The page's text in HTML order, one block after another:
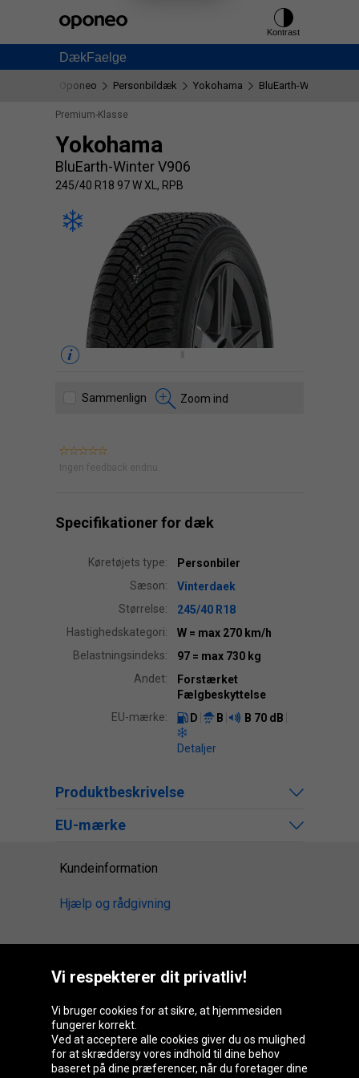
DækFaelge
Kontrast
Oponeo Personbildæk Yokohama BluEarth-Winter V906
Premium-Klasse
Yokohama
BluEarth-Winter V906
245/40 R18 97 W XL, RPB
Sammenlign Zoom ind
Ingen feedback endnu.
Specifikationer for dæk
Køretøjets type:
Personbiler
Sæson:
Vinterdaek
Størrelse:
245/40 R18
Hastighedskategori:
W = max 270 km/h
Belastningsindeks:
97 = max 730 kg
Andet:
Forstærket
Fælgbeskyttelse
EU-mærke:
D B B 70 dB
Detaljer
Produktbeskrivelse
EU-mærke
Kundeinformation
Hjælp og rådgivning
Oponeo-gruppen
Belgique
Česká
republika
Deutschland Éire
Vi respekterer dit privatliv!
Vi bruger cookies for at sikre, at hjemmesiden
fungerer korrekt.
Ved at acceptere alle cookies giver du os mulighed
for at skræddersy vores indhold til dine behov
baseret på dine præferencer, når du foretager dine